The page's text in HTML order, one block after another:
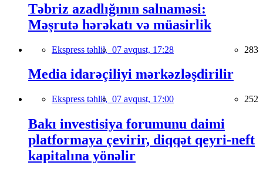
Təbriz azadlığının salnaməsi:
Məşrutə hərəkatı və müasirlik
Ekspress təhlil, 07 avqust, 17:28 283
Media idarəçiliyi mərkəzləşdirilir
Ekspress təhlil, 07 avqust, 17:00 252
Bakı investisiya forumunu daimi
platformaya çevirir, diqqət qeyri-neft
kapitalına yönəlir